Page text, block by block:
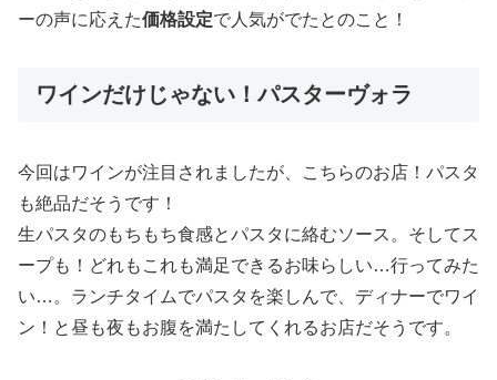
ーの声に応えた価格設定で人気がでたとのこと！
ワインだけじゃない！パスターヴォラ
今回はワインが注目されましたが、こちらのお店！パスタ
も絶品だそうです！
生パスタのもちもち食感とパスタに絡むソース。そしてス
ープも！どれもこれも満足できるお味らしい…行ってみた
い…。ランチタイムでパスタを楽しんで、ディナーでワイ
ン！と昼も夜もお腹を満たしてくれるお店だそうです。